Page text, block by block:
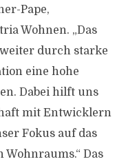
Pape,
Wohnen. „Das
durch starke
eine hohe
Dabei hilft uns
mit Entwicklern
Fokus auf das
Das